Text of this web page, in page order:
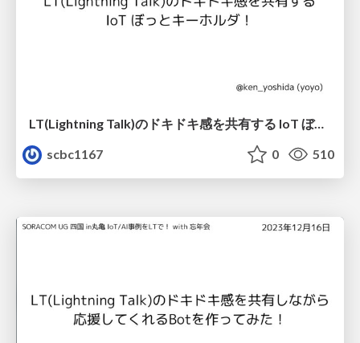
LT(Lightning Talk)のドキドキ感を共有する IoT ぼっとキーホルダ！
scbc1167
0 510